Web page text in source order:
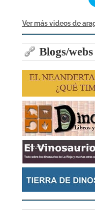
Ver más videos de
Blogs/